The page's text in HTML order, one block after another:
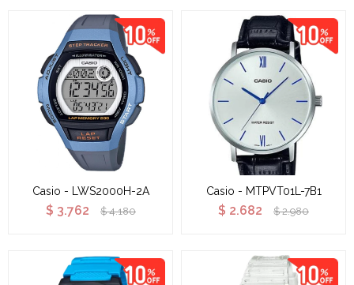
Casio - LWS2000H-2A
$ 3.762 $ 4.180
Casio - MTPVT01L-7B1
$ 2.682 $ 2.980